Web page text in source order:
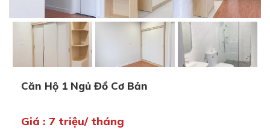
Căn Hộ 1 Ngủ Đồ Cơ Bản
Giá : 7 triệu/ tháng